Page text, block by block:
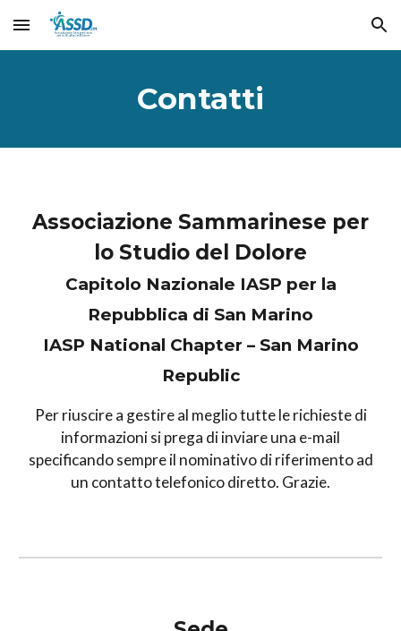
Skip to main content Skip to navigation
Contatti
Associazione Sammarinese per
lo Studio del Dolore
Capitolo Nazionale IASP per la
Repubblica di San Marino
IASP National Chapter – San Marino
Republic
Per riuscire a gestire al meglio tutte le richieste di
informazioni si prega di inviare una e-mail
specificando sempre il nominativo di riferimento ad
un contatto telefonico diretto. Grazie.